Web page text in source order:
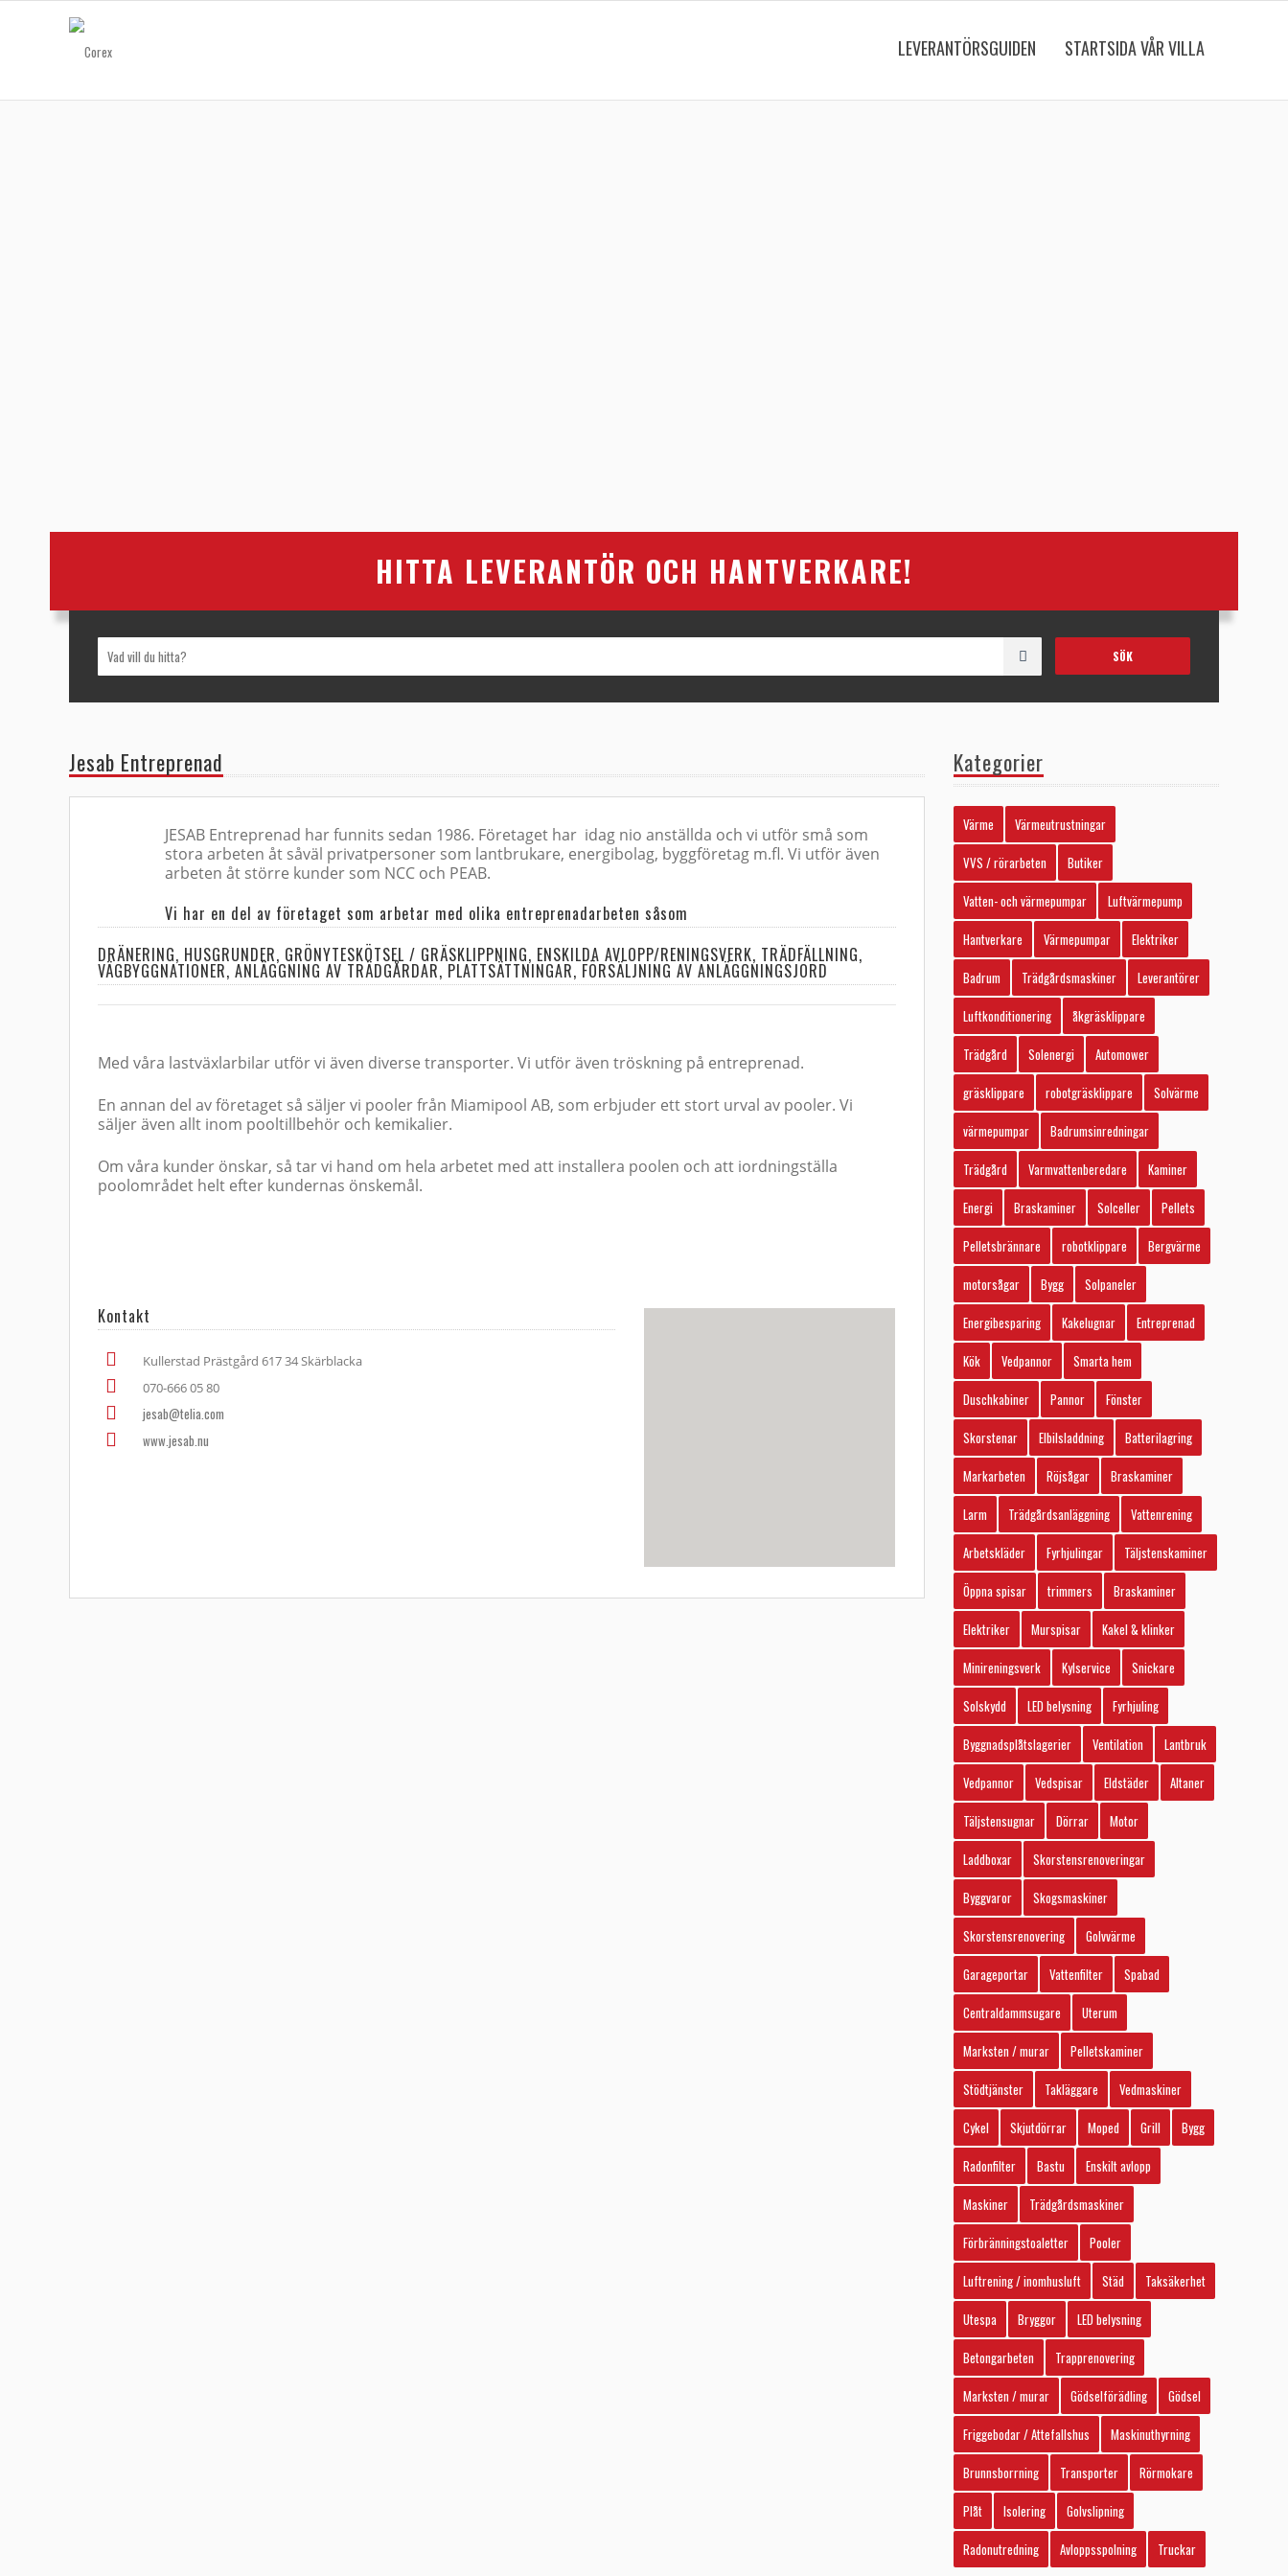
LEVERANTÖRSGUIDEN STARTSIDA VÅR VILLA
HITTA LEVERANTÖR OCH HANTVERKARE!
Jesab Entreprenad
JESAB Entreprenad har funnits sedan 1986. Företaget har idag nio anställda och vi utför små som
stora arbeten åt såväl privatpersoner som lantbrukare, energibolag, byggföretag m.fl. Vi utför även
arbeten åt större kunder som NCC och PEAB.
Vi har en del av företaget som arbetar med olika entreprenadarbeten såsom
DRÄNERING, HUSGRUNDER, GRÖNYTESKÖTSEL / GRÄSKLIPPNING, ENSKILDA AVLOPP/RENINGSVERK, TRÄDFÄLLNING,
VÄGBYGGNATIONER, ANLÄGGNING AV TRÄDGÅRDAR, PLATTSÄTTNINGAR, FÖRSÄLJNING AV ANLÄGGNINGSJORD
Med våra lastväxlarbilar utför vi även diverse transporter. Vi utför även tröskning på entreprenad.
En annan del av företaget så säljer vi pooler från Miamipool AB, som erbjuder ett stort urval av pooler. Vi
säljer även allt inom pooltillbehör och kemikalier.
Om våra kunder önskar, så tar vi hand om hela arbetet med att installera poolen och att iordningställa
poolområdet helt efter kundernas önskemål.
Kontakt
Kullerstad Prästgård 617 34 Skärblacka
070-666 05 80
jesab@telia.com
www.jesab.nu
Kategorier
Värme
Värmeutrustningar
VVS / rörarbeten
Butiker
Vatten- och värmepumpar
Luftvärmepump
Hantverkare
Värmepumpar
Elektriker
Badrum
Trädgårdsmaskiner
Leverantörer
Luftkonditionering
åkgräsklippare
Trädgård
Solenergi
Automower
gräsklippare
robotgräsklippare
Solvärme
värmepumpar
Badrumsinredningar
Trädgård
Varmvattenberedare
Kaminer
Energi
Braskaminer Solceller
Pellets
Pelletsbrännare
robotklippare
Bergvärme
motorsågar
Bygg
Solpaneler
Energibesparing
Kakelugnar
Entreprenad
Kök
Vedpannor
Smarta hem
Duschkabiner
Pannor
Fönster
Skorstenar
Elbilsladdning
Batterilagring
Markarbeten
Röjsågar
Braskaminer
Larm
Trädgårdsanläggning
Vattenrening
Arbetskläder
Fyrhjulingar
Täljstenskaminer
Öppna spisar
trimmers
Braskaminer
Elektriker
Murspisar
Kakel & klinker
Minireningsverk
Kylservice
Snickare
Solskydd
LED belysning
Fyrhjuling
Byggnadsplåtslagerier
Ventilation
Lantbruk
Vedpannor
Vedspisar Eldstäder
Altaner
Täljstensugnar
Dörrar
Motor
Laddboxar
Skorstensrenoveringar
Byggvaror
Skogsmaskiner
Skorstensrenovering
Golvvärme
Garageportar
Vattenfilter
Spabad
Centraldammsugare
Uterum
Marksten / murar
Pelletskaminer
Stödtjänster
Takläggare
Vedmaskiner
Cykel
Skjutdörrar Moped Grill
Bygg
Radonfilter
Bastu
Enskilt avlopp
Maskiner
Trädgårdsmaskiner
Förbränningstoaletter
Pooler
Luftrening / inomhusluft
Städ
Taksäkerhet
Utespa
Bryggor
LED belysning
Betongarbeten
Trapprenovering
Marksten / murar
Gödselförädling
Gödsel
Friggebodar / Attefallshus
Maskinuthyrning
Brunnsborrning
Transporter
Rörmokare
Plåt
Isolering
Golvslipning
Radonutredning
Avloppsspolning Truckar